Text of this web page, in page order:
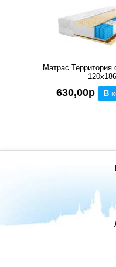
Матрас Территория
120x186
630,00р В